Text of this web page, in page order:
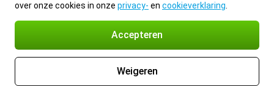
over onze cookies in onze privacy- en cookieverklaring
Accepteren
Weigeren